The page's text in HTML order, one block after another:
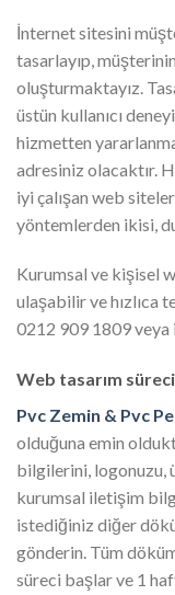
İnternet sitesini
tasarlayıp,
oluşturmaktayız.
üstün kullanıcı
hizmetten
adresiniz olacaktır.
iyi çalışan web
yöntemlerden ikisi,
Kurumsal ve kişisel
ulaşabilir ve hızlıca
0212 909 1809
Web tasarım
Pvc Zemin & Pvc
olduğuna emin
bilgilerini, logonuzu,
kurumsal iletişim
istediğiniz diğer
gönderin. Tüm
süreci başlar ve 1